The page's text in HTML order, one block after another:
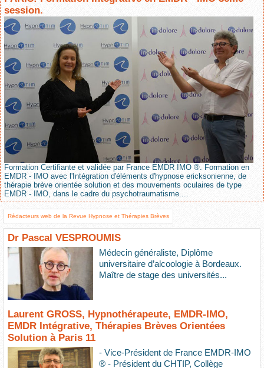
session.
Formation Certifiante et validée par France EMDR IMO ®. Formation en
EMDR - IMO avec l'Intégration d'éléments d'hypnose ericksonienne, de
thérapie brève orientée solution et des mouvements oculaires de type
EMDR - IMO, dans le cadre du psychotraumatisme....
Rédacteurs web de la Revue Hypnose et Thérapies Brèves
Dr Pascal VESPROUMIS
Médecin généraliste, Diplôme
universitaire d’alcoologie à Bordeaux.
Maître de stage des universités...
Laurent GROSS, Hypnothérapeute, EMDR-IMO,
EMDR Intégrative, Thérapies Brèves Orientées
Solution à Paris 11
- Vice-Président de France EMDR-IMO
® - Président du CHTIP, Collège